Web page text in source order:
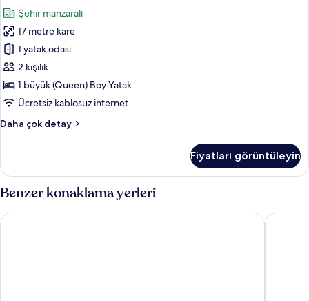
detay
Büyük
Yataklı
Oda
için
tüm
fotoğrafları
Şehir manzaralı
17 metre kare
1 yatak odası
2 kişilik
1 büyük (Queen) Boy Yatak
Ücretsiz kablosuz internet
Daha çok detay
Deluxe
Oda
daha
detay
Fiyatları görüntüleyin
Benzer konaklama yerleri
Axis Porto Club Aliados